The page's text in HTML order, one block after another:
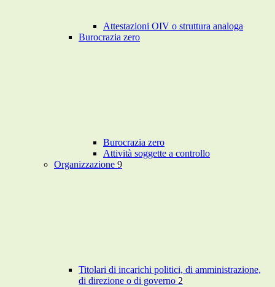
Attestazioni OIV o struttura analoga
Burocrazia zero
Burocrazia zero
Attività soggette a controllo
Organizzazione 9
Titolari di incarichi politici, di amministrazione,
di direzione o di governo 2